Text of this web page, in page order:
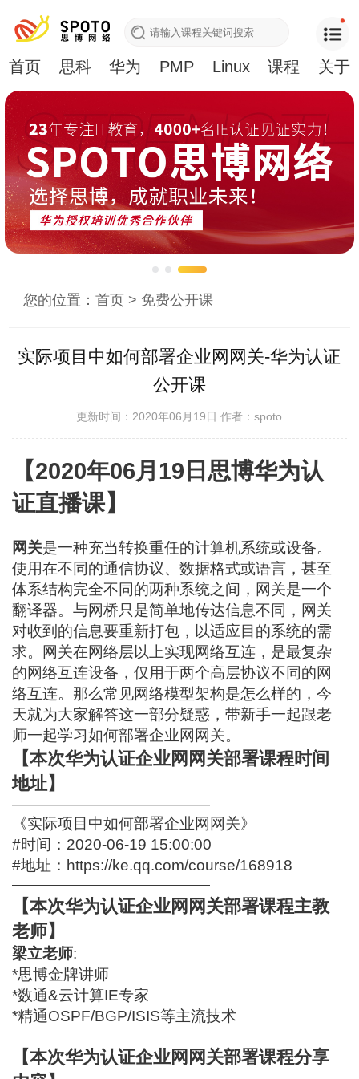
首页 思科 华为 PMP Linux 课程 关于
您的位置：首页 > 免费公开课
实际项目中如何部署企业网网关-华为认证
公开课
更新时间：2020年06月19日作者：spoto
【2020年06月19日思博华为认
证直播课】
网关是一种充当转换重任的计算机系统或设备。
使用在不同的通信协议、数据格式或语言，甚至
体系结构完全不同的两种系统之间，网关是一个
翻译器。与网桥只是简单地传达信息不同，网关
对收到的信息要重新打包，以适应目的系统的需
求。网关在网络层以上实现网络互连，是最复杂
的网络互连设备，仅用于两个高层协议不同的网
络互连。那么常见网络模型架构是怎么样的，今
天就为大家解答这一部分疑惑，带新手一起跟老
师一起学习如何部署企业网网关。
【本次华为认证企业网网关部署课程时间
地址】
—————————————
《实际项目中如何部署企业网网关》
#时间：2020-06-19 15:00:00
#地址： https://ke.qq.com/course/168918
—————————————
【本次华为认证企业网网关部署课程主教
老师】
梁立老师:
*思博金牌讲师
*数通&云计算IE专家
*精通OSPF/BGP/ISIS等主流技术
【本次华为认证企业网网关部署课程分享